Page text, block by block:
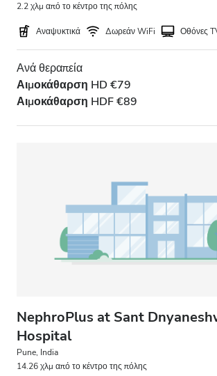
2.2 χλμ από το κέντρο της πόλης
Αναψυκτικά Δωρεάν WiFi Οθόνες
Ανά θεραπεία
Αιμοκάθαρση HD €79
Αιμοκάθαρση HDF €89
NephroPlus at Sant
Hospital
Pune, India
14.26 χλμ από το κέντρο της πόλης